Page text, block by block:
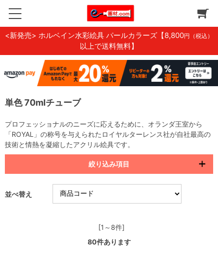
<新発売> ホルベイン水彩絵具 パールカラーズ 【8,800円（税込）
以上で送料無料】
単色 70mlチューブ
プロフェッショナルのニーズに応えるために、オランダ王室から
「ROYAL」の称号を与えられたロイヤルターレンス社が自社最高の
技術と情熱を凝縮したアクリル絵具です。
絞り込み項目
並べ替え
[1～8件]
80件あります